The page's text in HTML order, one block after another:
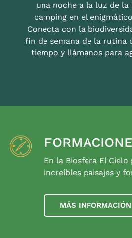
una noche a la luz de la
camping en el
Conecta con la
fin de semana de la rutina
tiempo y llámanos para
En la Biosfera El
increíbles paisajes y
MÁS INFORMACIÓN